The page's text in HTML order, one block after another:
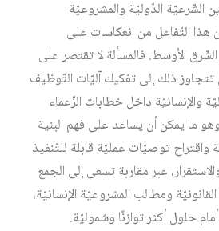
الشّرعيّة الدّوليّة والمشروعيّة
هذا التّفاعل من انعكاسات على
الأوسط. فالمسألة لا تقتصر على
ذلك إلى تفكيك آليّات التّوظيف
والإنسانيّة داخل خطابات الزّعماء
ما يمكن أن يساعد على فهم البنية
واقتراح توصيّات عمليّة قابلة للتّنفيذ
عبر مقاربة تسعى إلى الجمع
ومطالب المشروعيّة الإنسانيّة،
حلول أكثر توازنًا وشموليّة.